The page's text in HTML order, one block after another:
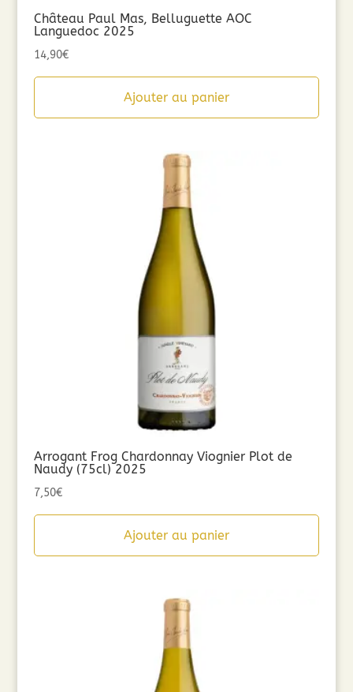
Château Paul Mas, Belluguette AOC
Languedoc 2025
14,90€
Ajouter au panier
Arrogant Frog Chardonnay Viognier Plot de
Naudy (75cl) 2025
7,50€
Ajouter au panier